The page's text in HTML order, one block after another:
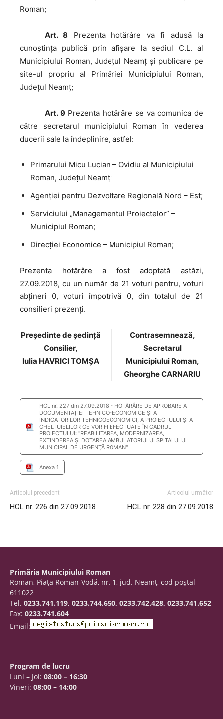
Roman;
Art. 8 Prezenta hotărâre va fi adusă la
cunoştinţa publică prin afişare la sediul C.L. al
Municipiului Roman, Judeţul Neamţ şi publicare pe
site-ul propriu al Primăriei Municipiului Roman,
Judeţul Neamţ;
Art. 9Prezenta hotărâre se va comunica de
către secretarul municipiului Roman în vederea
ducerii sale la îndeplinire, astfel:
Primarului Micu Lucian – Ovidiu al Municipiului
Roman, Judeţul Neamţ;
Agenţiei pentru Dezvoltare Regională Nord – Est;
Serviciului „Managementul Proiectelor” –
Municipiul Roman;
Direcţiei Economice – Municipiul Roman;
Prezenta hotărâre a fost adoptată astăzi,
27.09.2018, cu un număr de 21 voturi pentru, voturi
abţineri 0, voturi împotrivă 0, din totalul de 21
consilieri prezenţi.
Preşedinte de şedinţă
Consilier,
Iulia HAVRICI TOMȘA
Contrasemnează,
Secretarul
Municipiului Roman,
Gheorghe CARNARIU
HCL nr. 227 din 27.09.2018 - HOTĂRÂRE DE APROBARE A
DOCUMENTAŢIEI TEHNICO-ECONOMICE ŞI A
INDICATORILOR TEHNICOECONOMICI, A PROIECTULUI ŞI A
CHELTUIELILOR CE VOR FI EFECTUATE ÎN CADRUL
PROIECTULUI: "REABILITAREA, MODERNIZAREA,
EXTINDEREA ŞI DOTAREA AMBULATORIULUI SPITALULUI
MUNICIPAL DE URGENŢĂ ROMAN"
Anexa 1
Articolul precedent
HCL nr. 226 din 27.09.2018
Articolul următor
HCL nr. 228 din 27.09.2018
Primăria Municipiului Roman
Roman, Piaţa Roman-Vodă, nr. 1, jud. Neamţ, cod poştal
611022
Tel. 0233.741.119, 0233.744.650, 0233.742.428, 0233.741.652
Fax: 0233.741.604
Email:
Program de lucru
Luni – Joi: 08:00 – 16:30
Vineri: 08:00 – 14:00